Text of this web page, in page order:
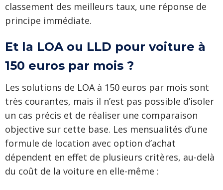
classement des meilleurs taux, une réponse de
principe immédiate.
Et la LOA ou LLD pour voiture à
150 euros par mois ?
Les solutions de LOA à 150 euros par mois sont
très courantes, mais il n’est pas possible d’isoler
un cas précis et de réaliser une comparaison
objective sur cette base. Les mensualités d’une
formule de location avec option d’achat
dépendent en effet de plusieurs critères, au-delà
du coût de la voiture en elle-même :